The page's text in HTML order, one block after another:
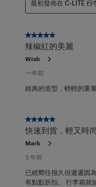
最初發佈在 C-LITE 行
5星，共5星。
辣椒紅的美麗
Wish
一年前
經典的造型，輕輕的重量
5星，共5星。
快速到貨，輕又時尚
Mark
2 年前
已經嚮往很久但遲遲因
有點點折扣。 行李箱就